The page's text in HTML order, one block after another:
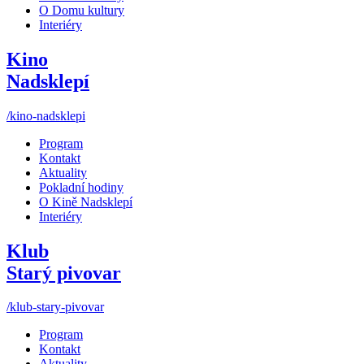
O Domu kultury
Interiéry
Kino
Nadsklepí
/kino-nadsklepi
Program
Kontakt
Aktuality
Pokladní hodiny
O Kině Nadsklepí
Interiéry
Klub
Starý pivovar
/klub-stary-pivovar
Program
Kontakt